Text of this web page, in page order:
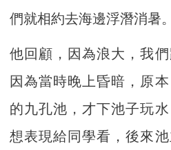
們就相約去海邊浮潛消暑。
他回顧，因為浪大，我們
因為當時晚上昏暗，原
的九孔池，才下池子玩
想表現給同學看，後來